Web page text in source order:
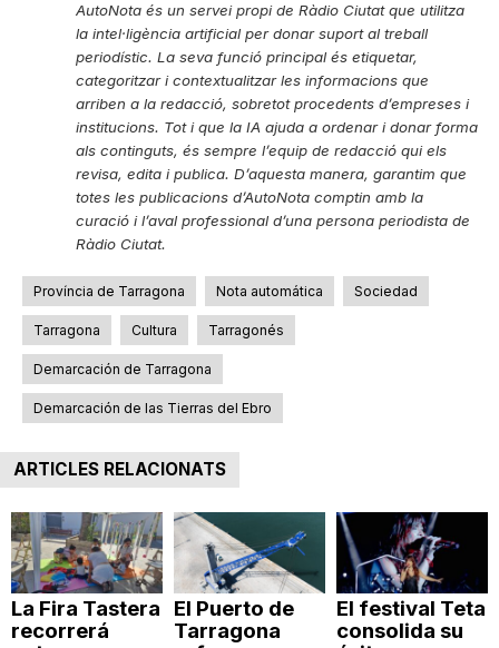
AutoNota és un servei propi de Ràdio Ciutat que utilitza
la intel·ligència artificial per donar suport al treball
periodístic. La seva funció principal és etiquetar,
categoritzar i contextualitzar les informacions que
arriben a la redacció, sobretot procedents d’empreses i
institucions. Tot i que la IA ajuda a ordenar i donar forma
als continguts, és sempre l’equip de redacció qui els
revisa, edita i publica. D’aquesta manera, garantim que
totes les publicacions d’AutoNota comptin amb la
curació i l’aval professional d’una persona periodista de
Ràdio Ciutat.
Província de Tarragona Nota automática Sociedad
Tarragona Cultura Tarragonés
Demarcación de Tarragona
Demarcación de las Tierras del Ebro
ARTICLES RELACIONATS
La Fira Tastera
recorrerá
El Puerto de
Tarragona
El festival Teta
consolida su